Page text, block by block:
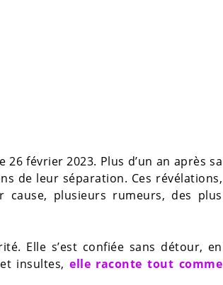
26 février 2023. Plus d’un an après sa
de leur séparation. Ces révélations,
plusieurs rumeurs, des plus
Elle s’est confiée sans détour, en
et insultes,elle raconte tout comme